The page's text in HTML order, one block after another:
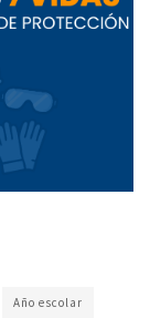
Año escolar